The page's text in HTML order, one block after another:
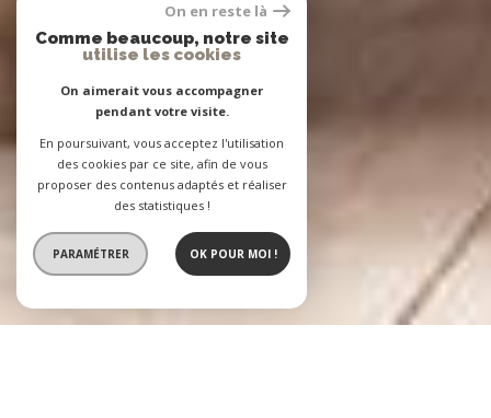
On en reste là
Comme beaucoup, notre site
utilise les cookies
On aimerait vous accompagner
pendant votre visite.
En poursuivant, vous acceptez l'utilisation
des cookies par ce site, afin de vous
proposer des contenus adaptés et réaliser
des statistiques !
PARAMÉTRER OK POUR MOI !